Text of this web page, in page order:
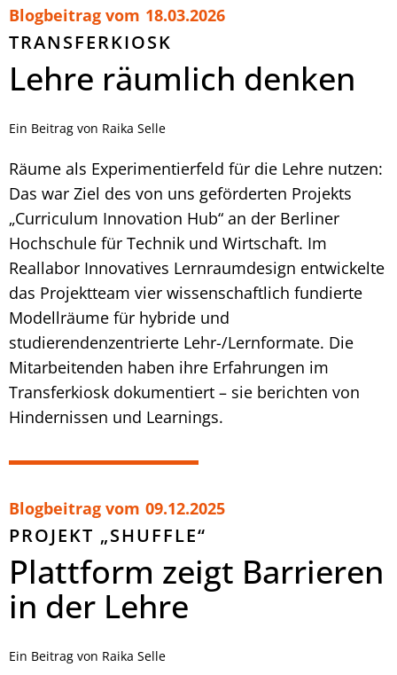
Blogbeitrag vom 18.03.2026
TRANSFERKIOSK
Lehre räumlich denken
Ein Beitrag von Raika Selle
Räume als Experimentierfeld für die Lehre nutzen:
Das war Ziel des von uns geförderten Projekts
„Curriculum Innovation Hub“ an der Berliner
Hochschule für Technik und Wirtschaft. Im
Reallabor Innovatives Lernraumdesign entwickelte
das Projektteam vier wissenschaftlich fundierte
Modellräume für hybride und
studierendenzentrierte Lehr-/Lernformate. Die
Mitarbeitenden haben ihre Erfahrungen im
Transferkiosk dokumentiert – sie berichten von
Hindernissen und Learnings.
Blogbeitrag vom 09.12.2025
PROJEKT „SHUFFLE“
Plattform zeigt Barrieren
in der Lehre
Ein Beitrag von Raika Selle